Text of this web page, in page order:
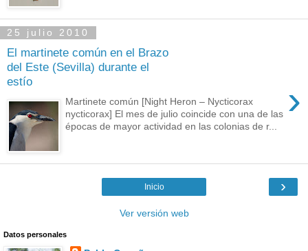
25 julio 2010
El martinete común en el Brazo
del Este (Sevilla) durante el
estío
›
Martinete común [Night Heron – Nycticorax
nycticorax] El mes de julio coincide con una de las
épocas de mayor actividad en las colonias de r...
›
Inicio
Ver versión web
Datos personales